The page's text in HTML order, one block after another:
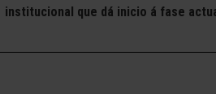
institucional que dá inicio á fase